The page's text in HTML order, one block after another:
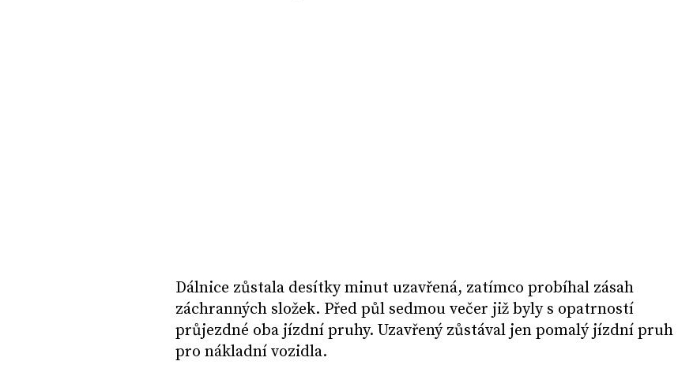
Dálnice zůstala desítky minut uzavřená, zatímco probíhal zásah
záchranných složek. Před půl sedmou večer již byly s opatrností
průjezdné oba jízdní pruhy. Uzavřený zůstával jen pomalý jízdní pruh
pro nákladní vozidla.